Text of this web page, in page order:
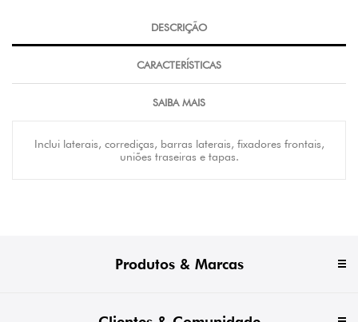
DESCRIÇÃO
CARACTERÍSTICAS
SAIBA MAIS
Inclui laterais, corrediças, barras laterais, fixadores frontais,
uniões traseiras e tapas.
Produtos & Marcas